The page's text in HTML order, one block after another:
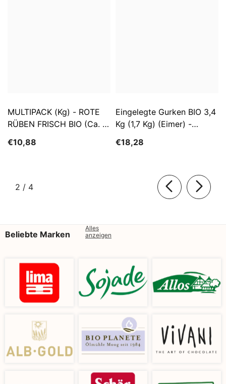
MULTIPACK (kg) - ROTE
RÜBEN FRISCH BIO (ca. 5
€10,88
Eingelegte Gurken BIO 3,4
Kg (1,7 Kg) (Eimer) -
€18,28
2 / von
4
Beliebte Marken
Alles
anzeigen